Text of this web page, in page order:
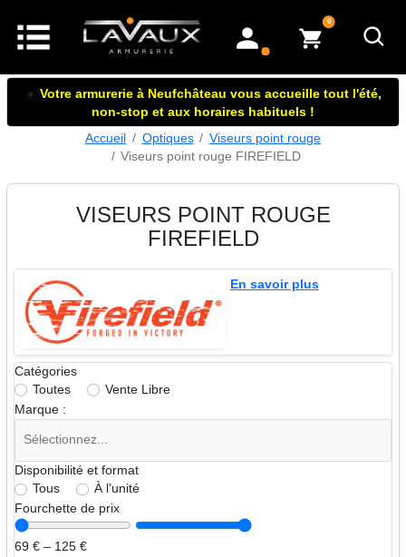
mon compte
0articles dans le panier
☀️ Votre armurerie à Neufchâteau vous accueille tout l'été,
non-stop et aux horaires habituels !
Accueil
Optiques
Viseurs point rouge
Viseurs point rouge FIREFIELD
VISEURS POINT ROUGE
FIREFIELD
En savoir plus
Catégories
Toutes
Vente Libre
Marque :
Disponibilité et format
Tous
À l’unité
Fourchette de prix
69 € – 125 €